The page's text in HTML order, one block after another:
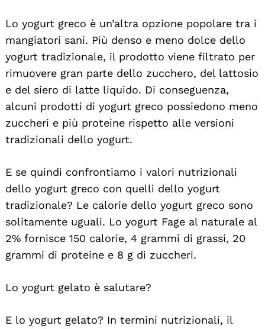
Lo yogurt greco è un’altra opzione popolare tra i
mangiatori sani. Più denso e meno dolce dello
yogurt tradizionale, il prodotto viene filtrato per
rimuovere gran parte dello zucchero, del lattosio
e del siero di latte liquido. Di conseguenza,
alcuni prodotti di yogurt greco possiedono meno
zuccheri e più proteine rispetto alle versioni
tradizionali dello yogurt.
E se quindi confrontiamo i valori nutrizionali
dello yogurt greco con quelli dello yogurt
tradizionale? Le calorie dello yogurt greco sono
solitamente uguali. Lo yogurt Fage al naturale al
2% fornisce 150 calorie, 4 grammi di grassi, 20
grammi di proteine e 8 g di zuccheri.
Lo yogurt gelato è salutare?
E lo yogurt gelato? In termini nutrizionali, il